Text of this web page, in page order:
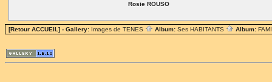
Rosie ROUSO
[Retour ACCUEIL] - Gallery: Images de TENES Album: Ses HABITANTS Album: